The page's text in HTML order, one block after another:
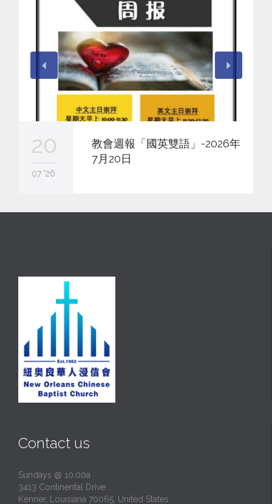
20
07 '26
教會週報「國英雙語」-2026年
7月20日
Contact us
Sundays @ 10:00a
3413 Continental Drive
Kenner, Louisiana 70065, United States